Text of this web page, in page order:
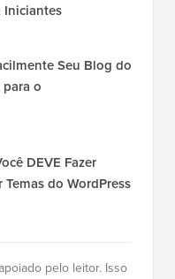
Iniciantes
Seu Blog do
o
DEVE Fazer
do WordPress
pelo leitor. Isso